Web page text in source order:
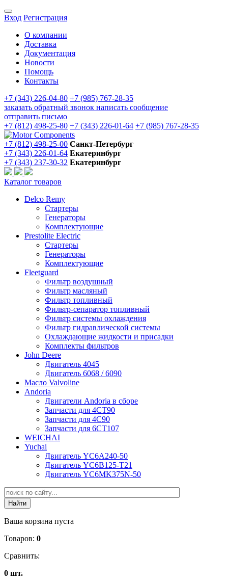
Вход Регистрация
О компании
Доставка
Документация
Новости
Помощь
Контакты
+7 (343) 226-04-80 +7 (985) 767-28-35
заказать обратный звонок написать сообщение
отправить письмо
+7 (812) 498-25-80 +7 (343) 226-01-64 +7 (985) 767-28-35
+7 (812) 498-25-00 Санкт-Петербург
+7 (343) 226-01-64 Екатеринбург
+7 (343) 237-30-32 Екатеринбург
Каталог товаров
Delco Remy
Стартеры
Генераторы
Комплектующие
Prestolite Electric
Стартеры
Генераторы
Комплектующие
Fleetguard
Фильтр воздушный
Фильтр масляный
Фильтр топливный
Фильтр-сепаратор топливный
Фильтр системы охлаждения
Фильтр гидравлической системы
Охлаждающие жидкости и присадки
Комплекты фильтров
John Deere
Двигатель 4045
Двигатель 6068 / 6090
Масло Valvoline
Andoria
Двигатели Andoria в сборе
Запчасти для 4CT90
Запчасти для 4С90
Запчасти для 6CT107
WEICHAI
Yuchai
Двигатель YC6A240-50
Двигатель YC6B125-T21
Двигатель YC6MK375N-50
Ваша корзина пуста
Товаров: 0
Сравнить:
0 шт.